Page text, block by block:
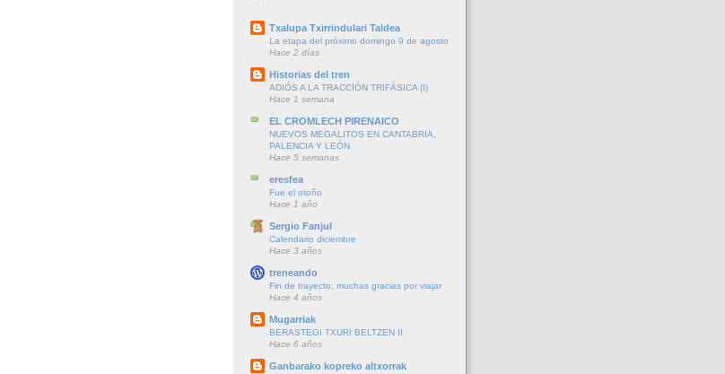
Txalupa Txirrindulari Taldea
La etapa del próximo domingo 9 de agosto
Hace 2 días
Historias del tren
ADIÓS A LA TRACCIÓN TRIFÁSICA (I)
Hace 1 semana
EL CROMLECH PIRENAICO
NUEVOS MEGALITOS EN CANTABRIA,
PALENCIA Y LEÓN
Hace 5 semanas
eresfea
Fue el otoño
Hace 1 año
Sergio Fanjul
Calendario diciembre
Hace 3 años
treneando
Fin de trayecto; muchas gracias por viajar
Hace 4 años
Mugarriak
BERASTEGI TXURI BELTZEN II
Hace 6 años
Ganbarako kopreko altxorrak